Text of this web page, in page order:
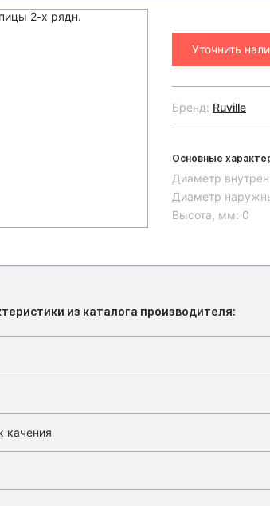
Уточнить
Бренд: Ruville
Основные
Диаметр
Диаметр
Высота, мм: 0
из каталога производителя:
качения